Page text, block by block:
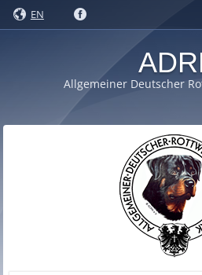
EN
Allgemeiner Deutscher